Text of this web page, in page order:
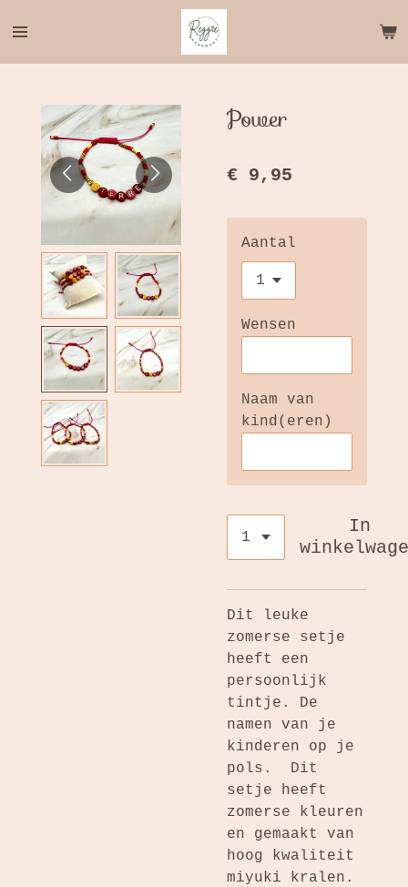
direct
naar
hoofdinhoud
Power
€ 9,95
Aantal
Wensen
Naam van
kind(eren)
In
Dit leuke
zomerse setje
heeft een
persoonlijk
tintje. De
namen van je
kinderen op je
pols. Dit
setje heeft
zomerse kleuren
en gemaakt van
hoog kwaliteit
miyuki kralen.